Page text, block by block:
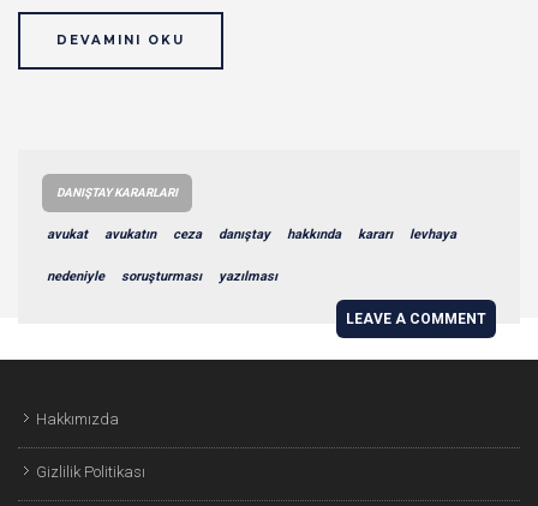
DEVAMINI OKU
DANIŞTAY KARARLARI
avukat avukatın ceza danıştay hakkında kararı levhaya
nedeniyle soruşturması yazılması
LEAVE A COMMENT
Hakkımızda
Gizlilik Politikası